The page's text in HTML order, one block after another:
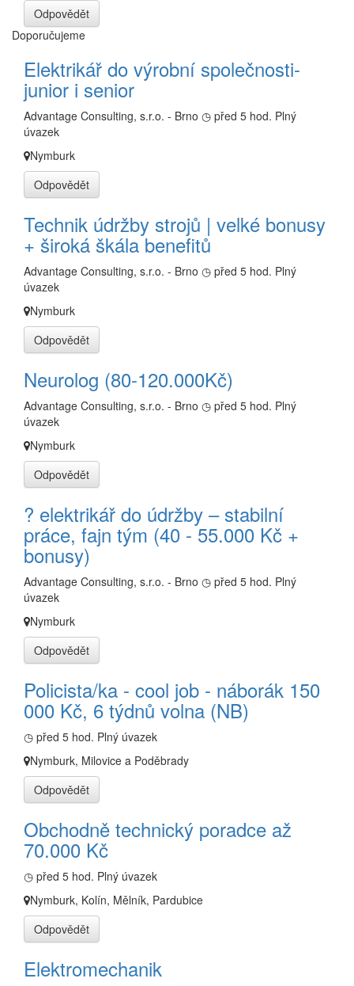
Odpovědět
Doporučujeme
Elektrikář do výrobní společnosti-
junior i senior
Advantage Consulting, s.r.o. - Brno ◷ před 5 hod. Plný
úvazek
Nymburk
Odpovědět
Technik údržby strojů | velké bonusy
+ široká škála benefitů
Advantage Consulting, s.r.o. - Brno ◷ před 5 hod. Plný
úvazek
Nymburk
Odpovědět
Neurolog (80-120.000Kč)
Advantage Consulting, s.r.o. - Brno ◷ před 5 hod. Plný
úvazek
Nymburk
Odpovědět
? elektrikář do údržby – stabilní
práce, fajn tým (40 - 55.000 Kč +
bonusy)
Advantage Consulting, s.r.o. - Brno ◷ před 5 hod. Plný
úvazek
Nymburk
Odpovědět
Policista/ka - cool job - náborák 150
000 Kč, 6 týdnů volna (NB)
◷ před 5 hod. Plný úvazek
Nymburk, Milovice a Poděbrady
Odpovědět
Obchodně technický poradce až
70.000 Kč
◷ před 5 hod. Plný úvazek
Nymburk, Kolín, Mělník, Pardubice
Odpovědět
Elektromechanik